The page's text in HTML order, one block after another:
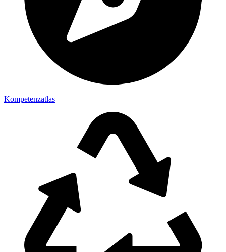
Kompetenzatlas